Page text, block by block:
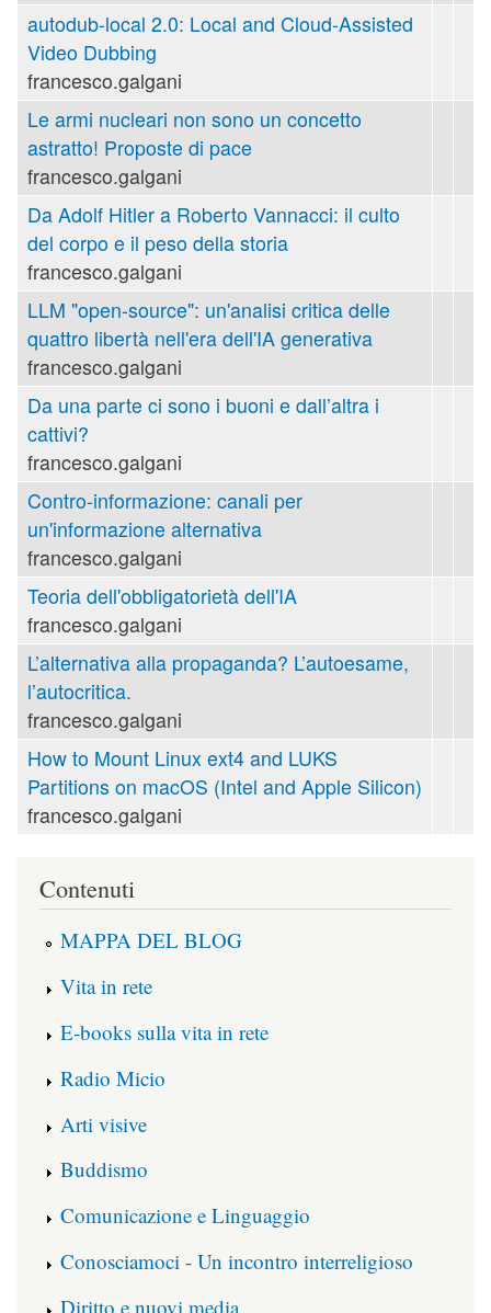
autodub-local 2.0: Local and Cloud-Assisted
Video Dubbing
francesco.galgani
Le armi nucleari non sono un concetto
astratto! Proposte di pace
francesco.galgani
Da Adolf Hitler a Roberto Vannacci: il culto
del corpo e il peso della storia
francesco.galgani
LLM "open-source": un'analisi critica delle
quattro libertà nell'era dell'IA generativa
francesco.galgani
Da una parte ci sono i buoni e dall’altra i
cattivi?
francesco.galgani
Contro-informazione: canali per
un'informazione alternativa
francesco.galgani
Teoria dell'obbligatorietà dell'IA
francesco.galgani
L’alternativa alla propaganda? L’autoesame,
l’autocritica.
francesco.galgani
How to Mount Linux ext4 and LUKS
Partitions on macOS (Intel and Apple Silicon)
francesco.galgani
Contenuti
MAPPA DEL BLOG
Vita in rete
E-books sulla vita in rete
Radio Micio
Arti visive
Buddismo
Comunicazione e Linguaggio
Conosciamoci - Un incontro interreligioso
Diritto e nuovi media